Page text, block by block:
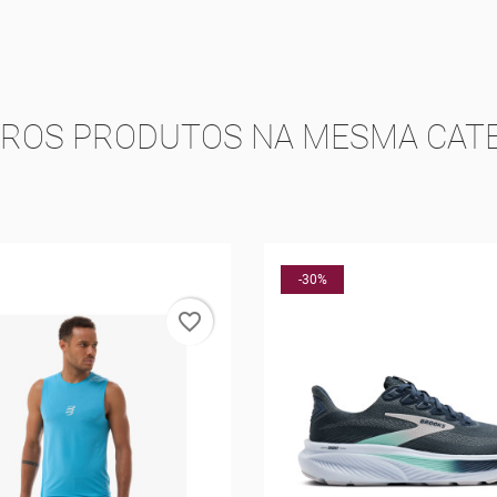
PRODUTOS NA MESMA
favorite_border